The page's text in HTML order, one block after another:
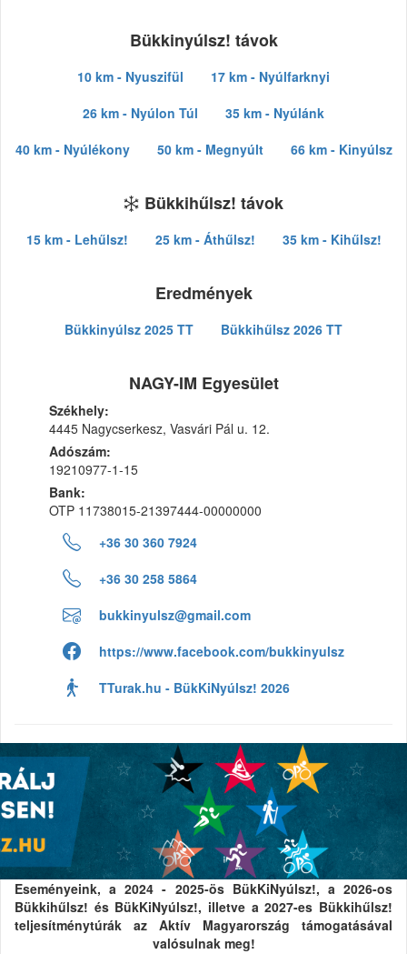
Bükkinyúlsz! távok
10 km - Nyuszifül
17 km - Nyúlfarknyi
26 km - Nyúlon Túl
35 km - Nyúlánk
40 km - Nyúlékony
50 km - Megnyúlt 66 km - Kinyúlsz
Bükkihűlsz! távok
15 km - Lehűlsz! 25 km - Áthűlsz! 35 km - Kihűlsz!
Eredmények
Bükkinyúlsz 2025 TT Bükkihűlsz 2026 TT
NAGY-IM Egyesület
Székhely:
4445 Nagycserkesz, Vasvári Pál u. 12.
Adószám:
19210977-1-15
Bank:
OTP 11738015-21397444-00000000
+36 30 360 7924
+36 30 258 5864
bukkinyulsz@gmail.com
https://www.facebook.com/bukkinyulsz
TTurak.hu - BükKiNyúlsz! 2026
Eseményeink, a 2024 - 2025-ös BükKiNyúlsz!, a 2026-os
Bükkihűlsz! és BükKiNyúlsz!, illetve a 2027-es Bükkihűlsz!
teljesítménytúrák az Aktív Magyarország támogatásával
valósulnak meg!